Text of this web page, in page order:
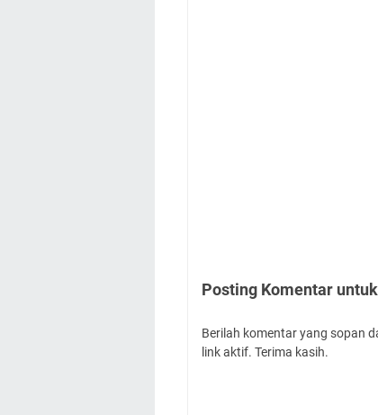
Posting Komentar
Berilah komentar yang sopan
link aktif. Terima kasih.